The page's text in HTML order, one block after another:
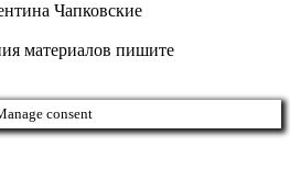
Чапковские
материалов пишите
consent